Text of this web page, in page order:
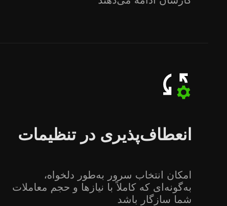
انعطاف‌پذیری در تنظیمات
امکان انتخاب سرور به‌طور دلخواه،
به‌گونه‌ای که کاملاً با نیازها و حجم معاملات
شما سازگار باشد